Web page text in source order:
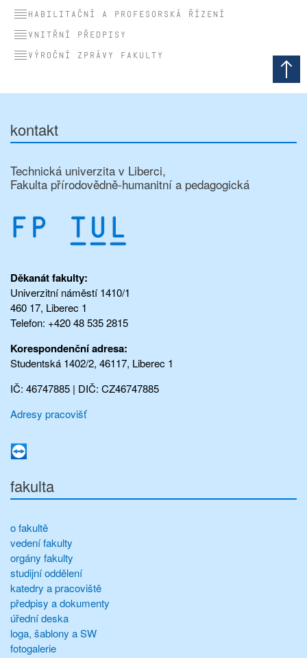
Habilitační a profesorská řízení
Vnitřní předpisy
Výroční zprávy fakulty
kontakt
Technická univerzita v Liberci,
Fakulta přírodovědně-humanitní a pedagogická
Děkanát fakulty:
Univerzitní náměstí 1410/1
460 17, Liberec 1
Telefon: +420 48 535 2815
Korespondenční adresa:
Studentská 1402/2, 46117, Liberec 1
IČ: 46747885 | DIČ: CZ46747885
Adresy pracovišť
fakulta
o fakultě
vedení fakulty
orgány fakulty
studijní oddělení
katedry a pracoviště
předpisy a dokumenty
úřední deska
loga, šablony a SW
fotogalerie